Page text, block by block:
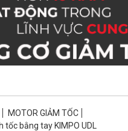
MOTOR GIẢM TỐC
tốc bằng tay KIMPO UDL